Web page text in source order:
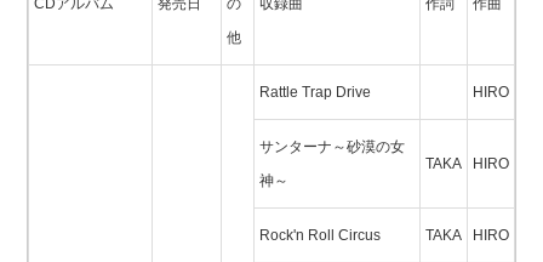
CDアルバム 発売日 の
他
収録曲 作詞 作曲
Rattle Trap Drive HIRO
サンターナ～砂漠の女
神～
TAKA HIRO
Rock'n Roll Circus TAKA HIRO